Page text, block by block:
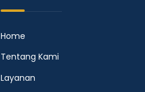
Home
Tentang Kami
Layanan